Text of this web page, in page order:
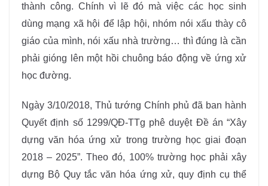
thành công. Chính vì lẽ đó mà việc các học sinh
dùng mạng xã hội để lập hội, nhóm nói xấu thày cô
giáo của mình, nói xấu nhà trường… thì đúng là cần
phải gióng lên một hồi chuông báo động về ứng xử
học đường.
Ngày 3/10/2018, Thủ tướng Chính phủ đã ban hành
Quyết định số 1299/QĐ-TTg phê duyệt Đề án “Xây
dựng văn hóa ứng xử trong trường học giai đoạn
2018 – 2025”. Theo đó, 100% trường học phải xây
dựng Bộ Quy tắc văn hóa ứng xử, quy định cụ thể